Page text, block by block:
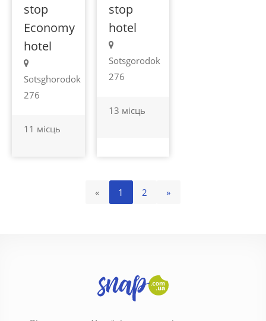
stop
Economy
hotel
Sotsghorodok
276
11 місць
stop
hotel
Sotsgorodok
276
13 місць
« 1 2 »